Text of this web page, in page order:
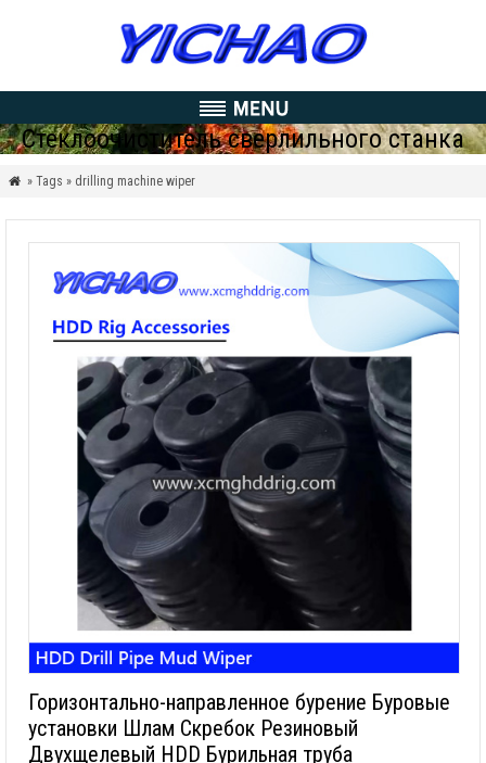
Стеклоочиститель сверлильного станка
 » Tags » drilling machine wiper
Горизонтально-направленное бурение Буровые
установки Шлам Скребок Резиновый
Двухщелевый HDD Бурильная труба